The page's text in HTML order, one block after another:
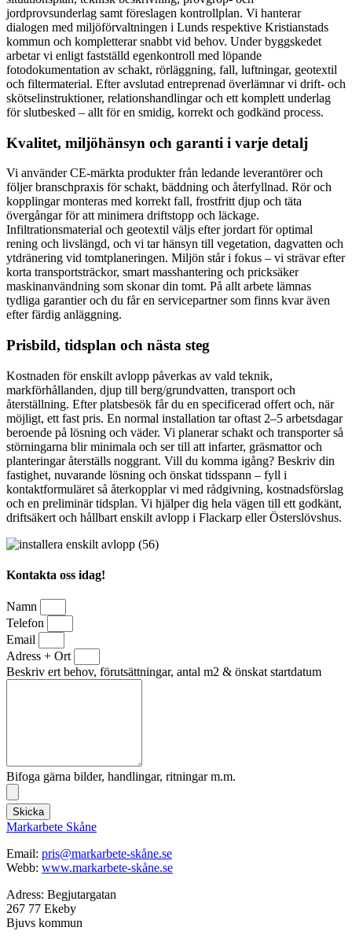
jordprovsunderlag samt föreslagen kontrollplan. Vi hanterar
dialogen med miljöförvaltningen i Lunds respektive Kristianstads
kommun och kompletterar snabbt vid behov. Under byggskedet
arbetar vi enligt fastställd egenkontroll med löpande
fotodokumentation av schakt, rörläggning, fall, luftningar, geotextil
och filtermaterial. Efter avslutad entreprenad överlämnar vi drift- och
skötselinstruktioner, relationshandlingar och ett komplett underlag
för slutbesked – allt för en smidig, korrekt och godkänd process.
Kvalitet, miljöhänsyn och garanti i varje detalj
Vi använder CE-märkta produkter från ledande leverantörer och
följer branschpraxis för schakt, bäddning och återfyllnad. Rör och
kopplingar monteras med korrekt fall, frostfritt djup och täta
övergångar för att minimera driftstopp och läckage.
Infiltrationsmaterial och geotextil väljs efter jordart för optimal
rening och livslängd, och vi tar hänsyn till vegetation, dagvatten och
ytdränering vid tomtplaneringen. Miljön står i fokus – vi strävar efter
korta transportsträckor, smart masshantering och pricksäker
maskinanvändning som skonar din tomt. På allt arbete lämnas
tydliga garantier och du får en servicepartner som finns kvar även
efter färdig anläggning.
Prisbild, tidsplan och nästa steg
Kostnaden för enskilt avlopp påverkas av vald teknik,
markförhållanden, djup till berg/grundvatten, transport och
återställning. Efter platsbesök får du en specificerad offert och, när
möjligt, ett fast pris. En normal installation tar oftast 2–5 arbetsdagar
beroende på lösning och väder. Vi planerar schakt och transporter så
störningarna blir minimala och ser till att infarter, gräsmattor och
planteringar återställs noggrant. Vill du komma igång? Beskriv din
fastighet, nuvarande lösning och önskat tidsspann – fyll i
kontaktformuläret så återkopplar vi med rådgivning, kostnadsförslag
och en preliminär tidsplan. Vi hjälper dig hela vägen till ett godkänt,
driftsäkert och hållbart enskilt avlopp i Flackarp eller Österslövshus.
Kontakta oss idag!
Namn
Telefon
Email
Adress + Ort
Beskriv ert behov, förutsättningar, antal m2 & önskat startdatum
Bifoga gärna bilder, handlingar, ritningar m.m.
Skicka
Markarbete Skåne
Email: pris@markarbete-skåne.se
Webb: www.markarbete-skåne.se
Adress: Begjutargatan
267 77 Ekeby
Bjuvs kommun